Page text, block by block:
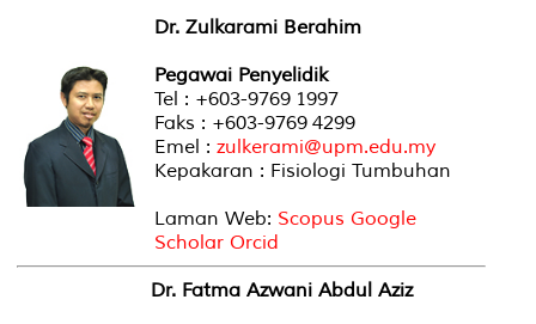
Dr. Zulkarami Berahim
Pegawai Penyelidik
Tel : +603-9769 1997
Faks : +603-9769 4299
Emel : zulkerami@upm.edu.my
Kepakaran : Fisiologi Tumbuhan
Laman Web: Scopus Google
Scholar Orcid
Dr. Fatma Azwani Abdul Aziz